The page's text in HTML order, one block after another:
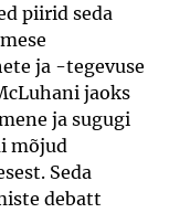
piirid seda
ja -tegevuse
jaoks
ja sugugi
mõjud
Seda
debatt